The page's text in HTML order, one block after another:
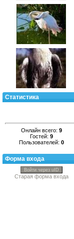
Статистика
Онлайн всего: 9
Гостей: 9
Пользователей: 0
Форма входа
Войти через uID
Старая форма входа